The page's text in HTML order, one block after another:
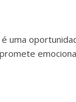
uma